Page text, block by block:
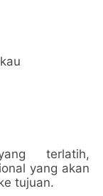
terlatih,
yang akan
tujuan.